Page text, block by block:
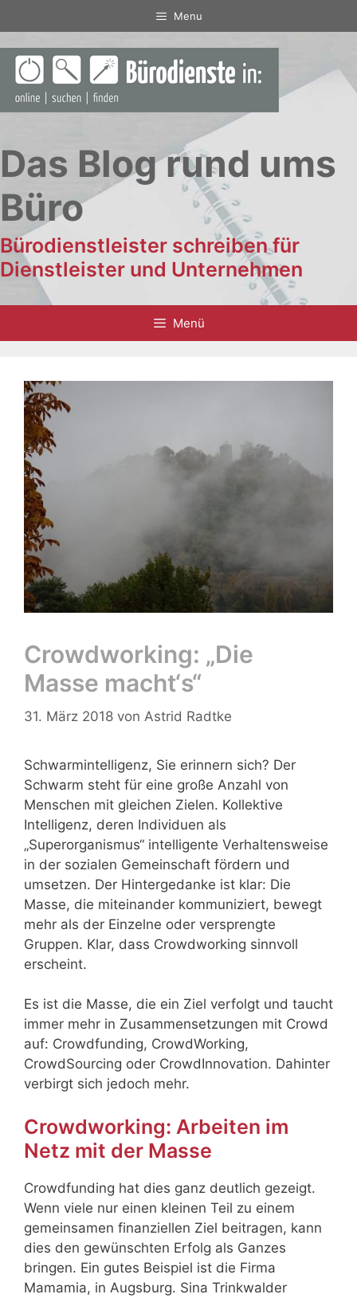
Inhalt
springen
Menu
Das Blog rund ums
Büro
Bürodienstleister schreiben für
Dienstleister und Unternehmen
Menü
Crowdworking: „Die
Masse macht‘s“
31. März 2018 von Astrid Radtke
Schwarmintelligenz, Sie erinnern sich? Der
Schwarm steht für eine große Anzahl von
Menschen mit gleichen Zielen. Kollektive
Intelligenz, deren Individuen als
„Superorganismus“ intelligente Verhaltensweise
in der sozialen Gemeinschaft fördern und
umsetzen. Der Hintergedanke ist klar: Die
Masse, die miteinander kommuniziert, bewegt
mehr als der Einzelne oder versprengte
Gruppen. Klar, dass Crowdworking sinnvoll
erscheint.
Es ist die Masse, die ein Ziel verfolgt und taucht
immer mehr in Zusammensetzungen mit Crowd
auf: Crowdfunding, CrowdWorking,
CrowdSourcing oder CrowdInnovation. Dahinter
verbirgt sich jedoch mehr.
Crowdworking: Arbeiten im
Netz mit der Masse
Crowdfunding hat dies ganz deutlich gezeigt.
Wenn viele nur einen kleinen Teil zu einem
gemeinsamen finanziellen Ziel beitragen, kann
dies den gewünschten Erfolg als Ganzes
bringen. Ein gutes Beispiel ist die Firma
Mamamia, in Augsburg. Sina Trinkwalder